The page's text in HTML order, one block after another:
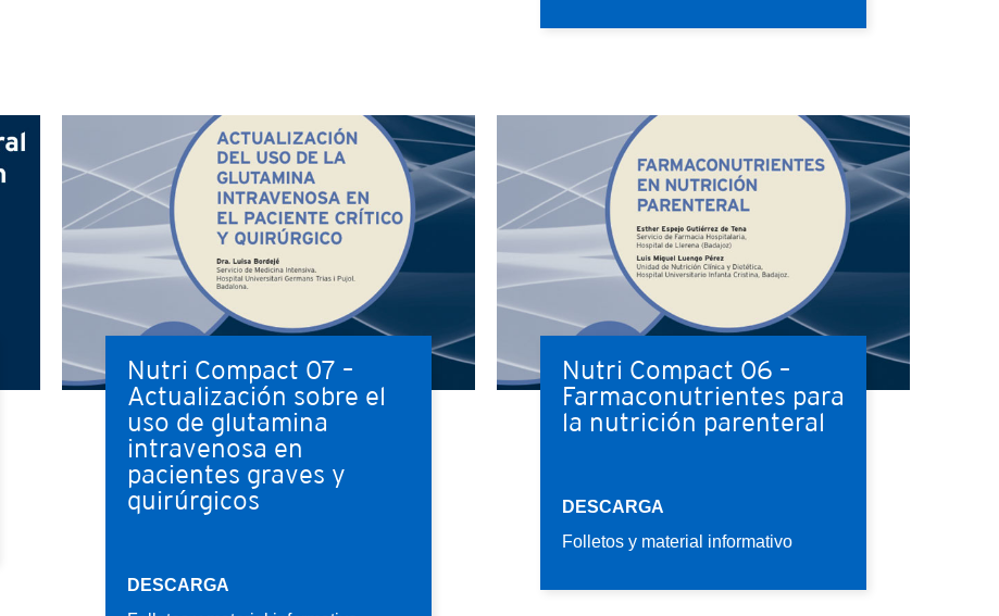
Nutri Compact 07 –
Actualización sobre el
uso de glutamina
intravenosa en
pacientes graves y
quirúrgicos
DESCARGA
Nutri Compact 06 –
Farmaconutrientes para
la nutrición parenteral
DESCARGA
Folletos y material informativo